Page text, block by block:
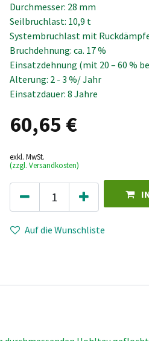
Durchmesser: 28 mm
Seilbruchlast: 10,9 t
Systembruchlast mit
Bruchdehnung: ca. 17 %
Einsatzdehnung (mit 20 – 60 %
Alterung: 2 - 3 %/ Jahr
Einsatzdauer: 8 Jahre
60,65 €
exkl. MwSt.
(zzgl. Versandkosten)
Auf die Wunschliste